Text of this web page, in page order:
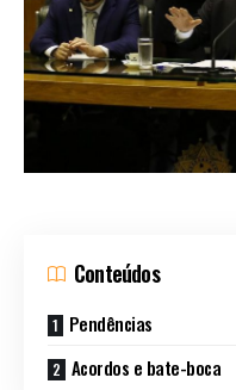
Conteúdos
Pendências
Acordos e bate-boca